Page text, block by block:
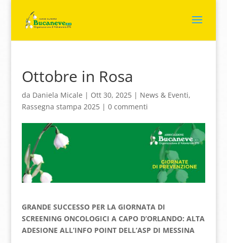
Ottobre in Rosa
da Daniela Micale | Ott 30, 2025| News & Eventi,
Rassegna stampa 2025| 0 commenti
GRANDE SUCCESSO PER LA GIORNATA DI
SCREENING ONCOLOGICI A CAPO D’ORLANDO: ALTA
ADESIONE ALL’INFO POINT DELL’ASP DI MESSINA